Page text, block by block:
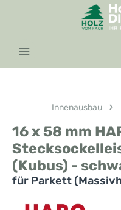
Zum Hauptinhalt springen
Innenausbau
16 x 58 mm
(Kubus) -
für Parkett